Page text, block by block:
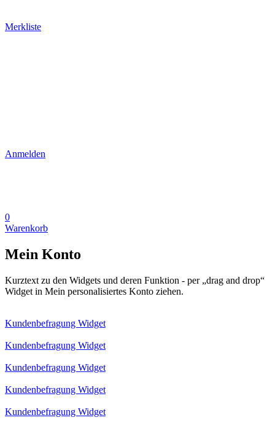
Merkliste
Anmelden
0
Warenkorb
Mein Konto
Kurztext zu den Widgets und deren Funktion - per „drag and drop“
Widget in Mein personalisiertes Konto ziehen.
Kundenbefragung Widget
Kundenbefragung Widget
Kundenbefragung Widget
Kundenbefragung Widget
Kundenbefragung Widget